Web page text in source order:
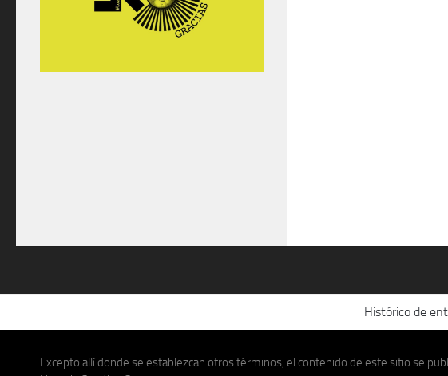
Histórico de
Excepto allí donde se establezcan otros términos, el contenido de este sitio se